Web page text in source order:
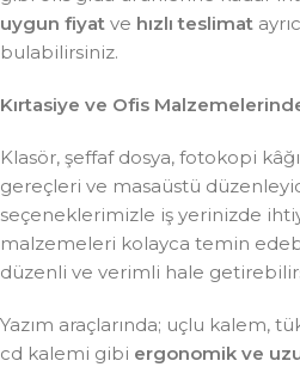
uygun fiyat ve hızlı teslimat
bulabilirsiniz.
Kırtasiye ve Ofis
Klasör, şeffaf dosya, fotokopi
gereçleri ve masaüstü
seçeneklerimizle iş yerinizde
malzemeleri kolayca temin
düzenli ve verimli hale
Yazım araçlarında; uçlu kalem,
cd kalemi gibi ergonomik ve